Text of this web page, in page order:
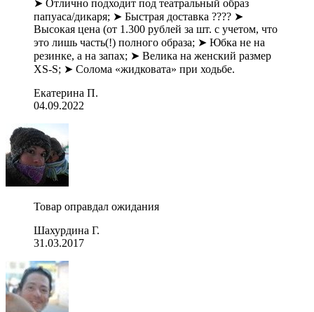
➤ Отлично подходит под театральный образ
папуаса/дикаря; ➤ Быстрая доставка ???? ➤
Высокая цена (от 1.300 рублей за шт. с учетом, что
это лишь часть(!) полного образа; ➤ Юбка не на
резинке, а на запах; ➤ Велика на женский размер
XS-S; ➤ Солома «жидковата» при ходьбе.
Екатерина П.
04.09.2022
Товар оправдал ожидания
Шахурдина Г.
31.03.2017